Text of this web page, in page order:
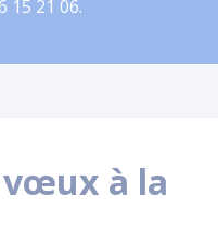
15 21 06.
vœux à la